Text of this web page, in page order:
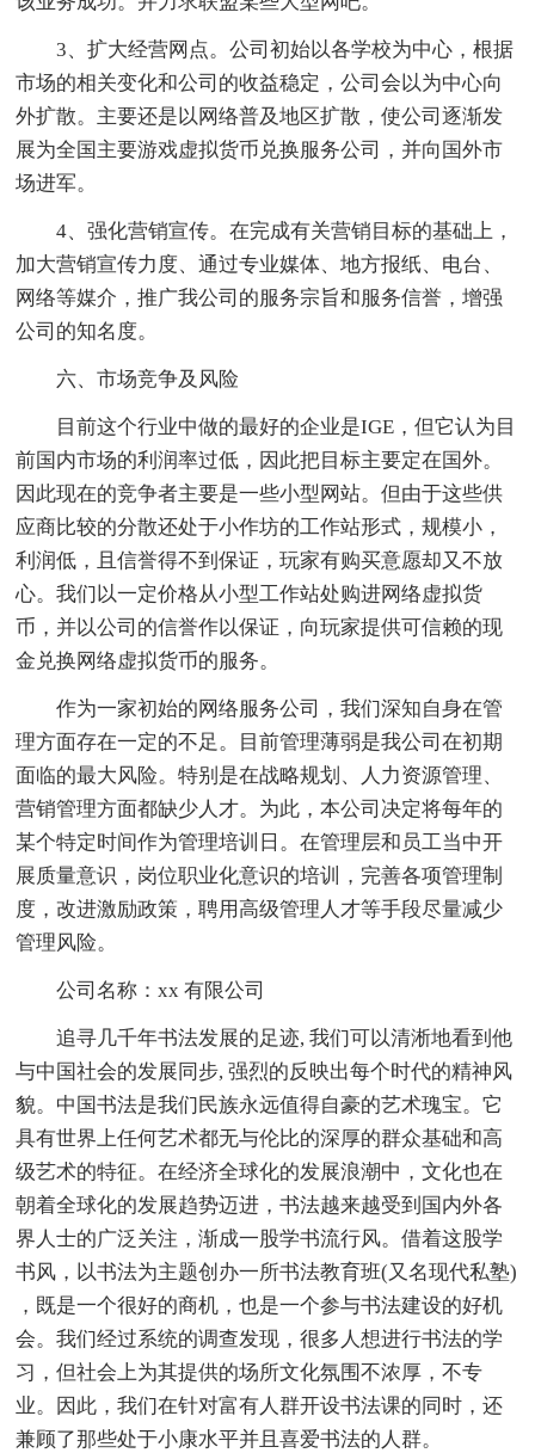
3、扩大经营网点。公司初始以各学校为中心，根据
市场的相关变化和公司的收益稳定，公司会以为中心向
外扩散。主要还是以网络普及地区扩散，使公司逐渐发
展为全国主要游戏虚拟货币兑换服务公司，并向国外市
场进军。
4、强化营销宣传。在完成有关营销目标的基础上，
加大营销宣传力度、通过专业媒体、地方报纸、电台、
网络等媒介，推广我公司的服务宗旨和服务信誉，增强
公司的知名度。
六、市场竞争及风险
目前这个行业中做的最好的企业是IGE，但它认为目
前国内市场的利润率过低，因此把目标主要定在国外。
因此现在的竞争者主要是一些小型网站。但由于这些供
应商比较的分散还处于小作坊的工作站形式，规模小，
利润低，且信誉得不到保证，玩家有购买意愿却又不放
心。我们以一定价格从小型工作站处购进网络虚拟货
币，并以公司的信誉作以保证，向玩家提供可信赖的现
金兑换网络虚拟货币的服务。
作为一家初始的网络服务公司，我们深知自身在管
理方面存在一定的不足。目前管理薄弱是我公司在初期
面临的最大风险。特别是在战略规划、人力资源管理、
营销管理方面都缺少人才。为此，本公司决定将每年的
某个特定时间作为管理培训日。在管理层和员工当中开
展质量意识，岗位职业化意识的培训，完善各项管理制
度，改进激励政策，聘用高级管理人才等手段尽量减少
管理风险。
公司名称：xx 有限公司
追寻几千年书法发展的足迹, 我们可以清淅地看到他
与中国社会的发展同步, 强烈的反映出每个时代的精神风
貌。中国书法是我们民族永远值得自豪的艺术瑰宝。它
具有世界上任何艺术都无与伦比的深厚的群众基础和高
级艺术的特征。在经济全球化的发展浪潮中，文化也在
朝着全球化的发展趋势迈进，书法越来越受到国内外各
界人士的广泛关注，渐成一股学书流行风。借着这股学
书风，以书法为主题创办一所书法教育班(又名现代私塾)
，既是一个很好的商机，也是一个参与书法建设的好机
会。我们经过系统的调查发现，很多人想进行书法的学
习，但社会上为其提供的场所文化氛围不浓厚，不专
业。因此，我们在针对富有人群开设书法课的同时，还
兼顾了那些处于小康水平并且喜爱书法的人群。